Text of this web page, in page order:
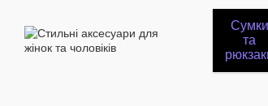
Сумки
та